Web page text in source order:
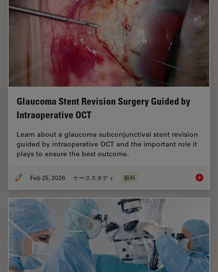
Glaucoma Stent Revision Surgery Guided by
Intraoperative OCT
Learn about a glaucoma subconjunctival stent revision
guided by intraoperative OCT and the important role it
plays to ensure the best outcome.
Feb 25, 2026 ケーススタディ 眼科